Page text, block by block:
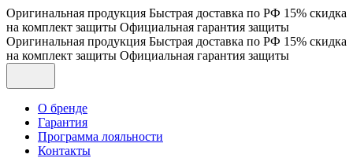
Оригинальная продукция Быстрая доставка по РФ 15% скидка
на комплект защиты Официальная гарантия защиты
Оригинальная продукция Быстрая доставка по РФ 15% скидка
на комплект защиты Официальная гарантия защиты
О бренде
Гарантия
Программа лояльности
Контакты